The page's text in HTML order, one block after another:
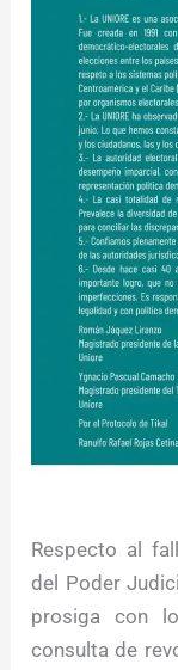
Respecto al
del Poder
prosiga con
consulta de